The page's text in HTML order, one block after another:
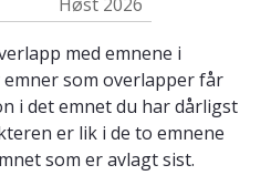
med emnene i
som overlapper får
i det emnet du har dårligst
er lik i de to emnene
som er avlagt sist.